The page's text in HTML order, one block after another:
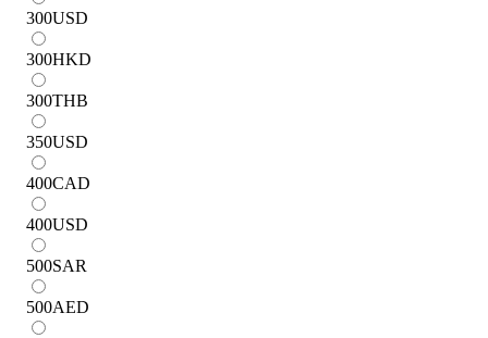
300USD
300HKD
300THB
350USD
400CAD
400USD
500SAR
500AED